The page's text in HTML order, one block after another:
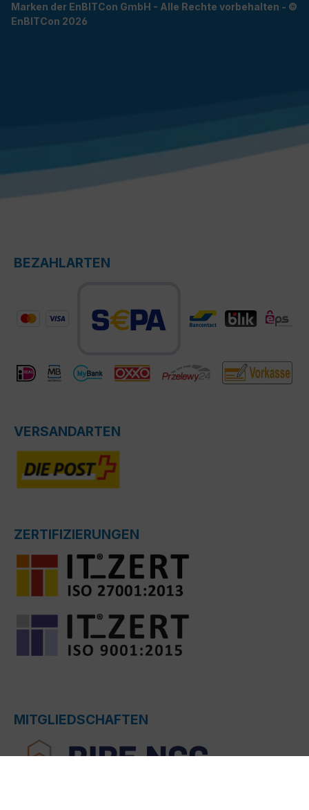
Marken der EnBITCon GmbH - Alle Rechte vorbehalten - ©
EnBITCon 2026
BEZAHLARTEN
VERSANDARTEN
ZERTIFIZIERUNGEN
MITGLIEDSCHAFTEN